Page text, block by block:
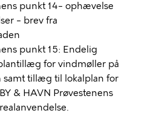
punkt 14– ophævelse
– brev fra
punkt 15: Endelig
for vindmøller på
samt tillæg til lokalplan for
& HAVN Prøvestenens